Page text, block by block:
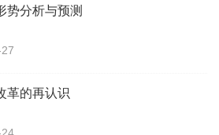
我们一般将年龄超出30岁仍未婚
势分析与预测
革的再认识